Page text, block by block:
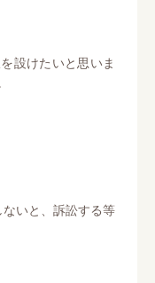
設けたいと思いま
いと、訴訟する等